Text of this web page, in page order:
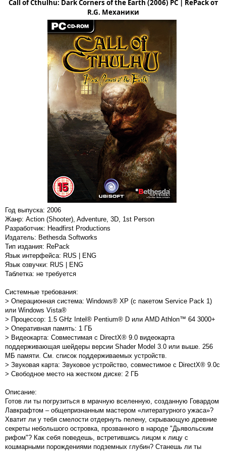
Call of Cthulhu: Dark Corners of the Earth (2006) PC | RePack от
R.G. Механики
Год выпуска: 2006
Жанр: Action (Shooter), Adventure, 3D, 1st Person
Разработчик: Headfirst Productions
Издатель: Bethesda Softworks
Тип издания: RePack
Язык интерфейса: RUS | ENG
Язык озвучки: RUS | ENG
Таблетка: не требуется
Системные требования:
> Операционная система: Windows® XP (с пакетом Service Pack 1)
или Windows Vista®
> Процессор: 1.5 GHz Intel® Pentium® D или AMD Athlon™ 64 3000+
> Оперативная память: 1 ГБ
> Видеокарта: Совместимая с DirectX® 9.0 видеокарта
поддерживающая шейдеры версии Shader Model 3.0 или выше. 256
МБ памяти. См. список поддерживаемых устройств.
> Звуковая карта: Звуковое устройство, совместимое с DirectX® 9.0с
> Свободное место на жестком диске: 2 ГБ
Описание:
Готов ли ты погрузиться в мрачную вселенную, созданную Говардом
Лавкрафтом – общепризнанным мастером «литературного ужаса»?
Хватит ли у тебя смелости отдернуть пелену, скрывающую древние
секреты небольшого островка, прозванного в народе "Дьявольским
рифом"? Как себя поведешь, встретившись лицом к лицу с
кошмарными порождениями подземных глубин? Станешь ли ты